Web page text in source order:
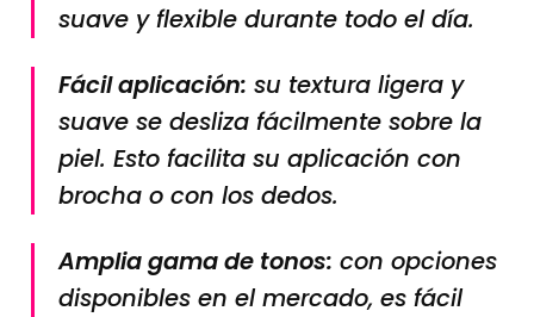
suave y flexible durante todo el día.
Fácil aplicación: su textura ligera y
suave se desliza fácilmente sobre la
piel. Esto facilita su aplicación con
brocha o con los dedos.
Amplia gama de tonos: con opciones
disponibles en el mercado, es fácil